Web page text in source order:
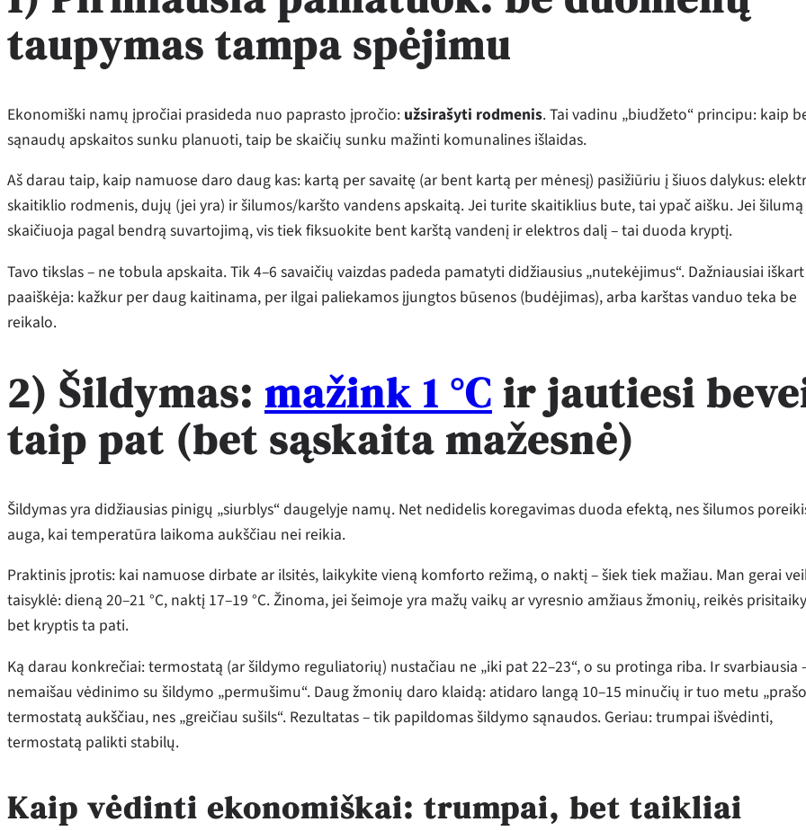
taupymas tampa spėjimu
Ekonomiški namų įpročiai prasideda nuo paprasto įpročio: užsirašyti rodmenis. Tai vadinu „biudžeto“ principu: kaip
sąnaudų apskaitos sunku planuoti, taip be skaičių sunku mažinti komunalines išlaidas.
Aš darau taip, kaip namuose daro daug kas: kartą per savaitę (ar bent kartą per mėnesį) pasižiūriu į šiuos dalykus:
skaitiklio rodmenis, dujų (jei yra) ir šilumos/karšto vandens apskaitą. Jei turite skaitiklius bute, tai ypač aišku. Jei šilumą
skaičiuoja pagal bendrą suvartojimą, vis tiek fiksuokite bent karštą vandenį ir elektros dalį – tai duoda kryptį.
Tavo tikslas – ne tobula apskaita. Tik 4–6 savaičių vaizdas padeda pamatyti didžiausius „nutekėjimus“. Dažniausiai iškart
paaiškėja: kažkur per daug kaitinama, per ilgai paliekamos įjungtos būsenos (budėjimas), arba karštas vanduo teka be
reikalo.
2) Šildymas: mažink 1 °C ir jautiesi
taip pat (bet sąskaita mažesnė)
Šildymas yra didžiausias pinigų „siurblys“ daugelyje namų. Net nedidelis koregavimas duoda efektą, nes šilumos
auga, kai temperatūra laikoma aukščiau nei reikia.
Praktinis įprotis: kai namuose dirbate ar ilsitės, laikykite vieną komforto režimą, o naktį – šiek tiek mažiau. Man gerai
taisyklė: dieną 20–21 °C, naktį 17–19 °C. Žinoma, jei šeimoje yra mažų vaikų ar vyresnio amžiaus žmonių, reikės
bet kryptis ta pati.
Ką darau konkrečiai: termostatą (ar šildymo reguliatorių) nustačiau ne „iki pat 22–23“, o su protinga riba. Ir svarbiausia
nemaišau vėdinimo su šildymo „permušimu“. Daug žmonių daro klaidą: atidaro langą 10–15 minučių ir tuo metu
termostatą aukščiau, nes „greičiau sušils“. Rezultatas – tik papildomas šildymo sąnaudos. Geriau: trumpai išvėdinti,
termostatą palikti stabilų.
Kaip vėdinti ekonomiškai: trumpai, bet taikliai